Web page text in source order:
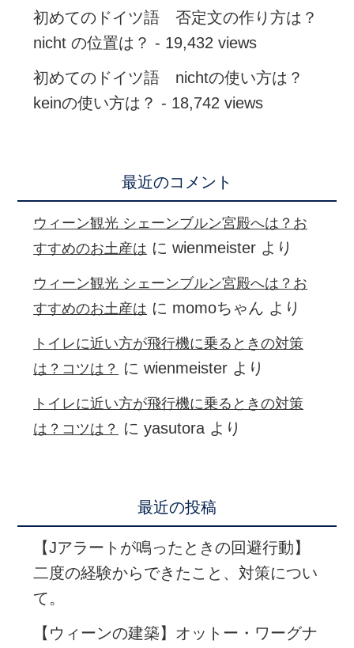
初めてのドイツ語 否定文の作り方は？
nicht の位置は？ - 19,432 views
初めてのドイツ語 nichtの使い方は？
keinの使い方は？ - 18,742 views
最近のコメント
ウィーン観光 シェーンブルン宮殿へは？お
すすめのお土産は にwienmeister より
ウィーン観光 シェーンブルン宮殿へは？お
すすめのお土産は に momoちゃん より
トイレに近い方が飛行機に乗るときの対策
は？コツは？
にwienmeister より
トイレに近い方が飛行機に乗るときの対策
は？コツは？
にyasutora より
最近の投稿
【Jアラートが鳴ったときの回避行動】
二度の経験からできたこと、対策につい
て。
【ウィーンの建築】オットー・ワーグナ